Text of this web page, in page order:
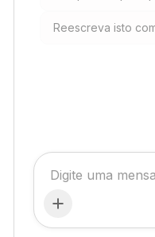
Reescreva isto